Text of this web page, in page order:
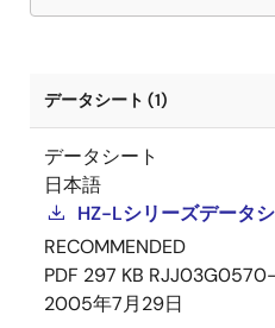
データシート (1)
データシート
日本語
HZ-Lシリーズデータ
RECOMMENDED
PDF 297 KB
2005年7月29日